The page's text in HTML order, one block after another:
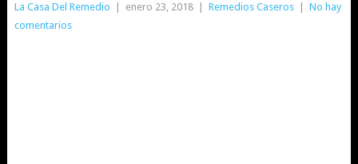
La Casa Del Remedio enero 23, 2018 Remedios Caseros
No hay
comentarios